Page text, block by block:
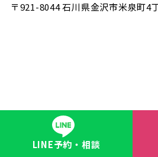
〒921-8044 石川県金沢市米泉町4
LINE予約・相談